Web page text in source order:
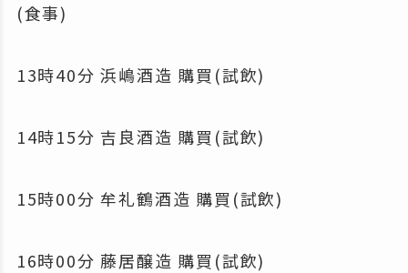
(食事)
13時40分 浜嶋酒造 購買(試飲)
14時15分 吉良酒造 購買(試飲)
15時00分 牟礼鶴酒造 購買(試飲)
16時00分 藤居醸造 購買(試飲)